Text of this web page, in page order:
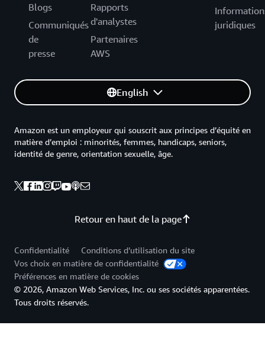
Blogs
Communiqués
de
presse
Rapports
d'analystes
Partenaires
AWS
juridiques
English
Retour en haut de la page
Amazon est un employeur qui souscrit aux principes d’équité en
matière d’emploi : minorités, femmes, handicaps, seniors,
identité de genre, orientation sexuelle, âge.
Confidentialité
Conditions d’utilisation du site
Vos choix en matière de confidentialité
Préférences en matière de cookies
© 2026, Amazon Web Services, Inc. ou ses sociétés apparentées.
Tous droits réservés.